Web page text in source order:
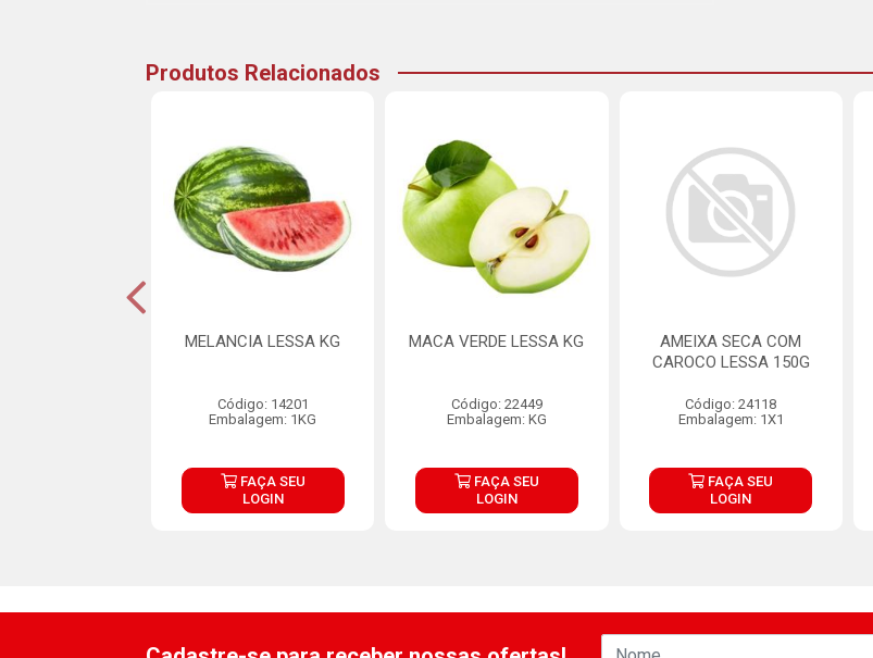
Produtos Relacionados
MELANCIA LESSA KG
Código: 14201
Embalagem: 1KG
FAÇA SEU
LOGIN
MACA VERDE LESSA KG
Código: 22449
Embalagem: KG
FAÇA SEU
LOGIN
AMEIXA SECA COM
CAROCO LESSA 150G
Código: 24118
Embalagem: 1X1
FAÇA SEU
LOGIN